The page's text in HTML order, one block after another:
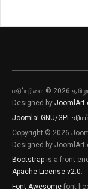
பதிப்புரிமை © 2026
Designed by
Joomla! GNU/GPL
Copyright © 2026
Designed by
Bootstrap is a front-
Apache License v2.0
Font Awesome font